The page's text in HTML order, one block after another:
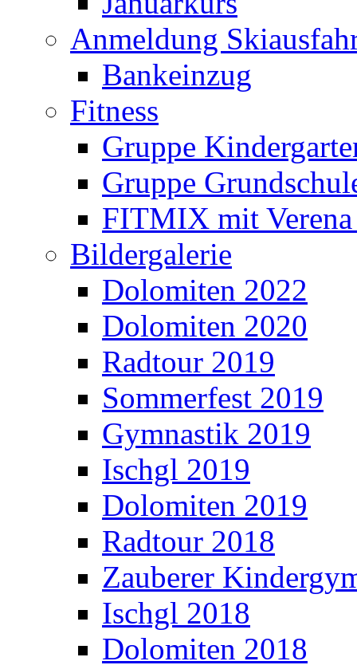
Anmeldung
Bankeinzug
Fitness
Gruppe
Gruppe
FITMIX mit
Bildergalerie
Dolomiten 2022
Dolomiten 2020
Radtour 2019
Sommerfest 2019
Gymnastik 2019
Ischgl 2019
Dolomiten 2019
Radtour 2018
Zauberer
Ischgl 2018
Dolomiten 2018